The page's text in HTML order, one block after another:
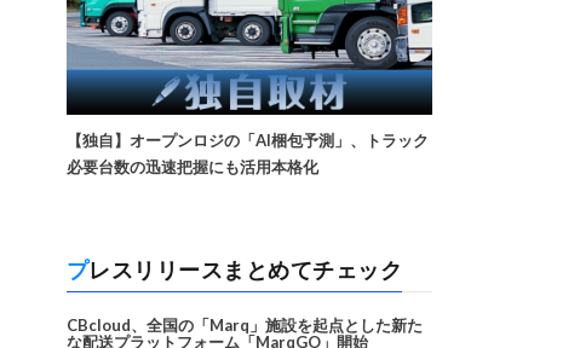
【独自】オープンロジの「AI梱包予測」、トラック
必要台数の迅速把握にも活用本格化
プレスリリースまとめてチェック
CBcloud、全国の「Marq」施設を起点とした新た
な配送プラットフォーム「MarqGO」開始